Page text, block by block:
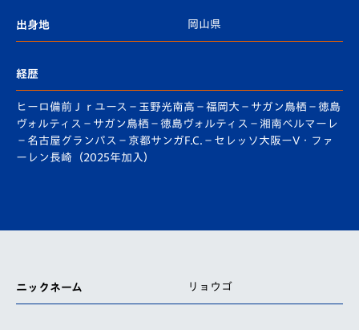
出身地 岡山県
経歴
ヒーロ備前Ｊｒユース－玉野光南高－福岡大－サガン鳥栖－徳島
ヴォルティス－サガン鳥栖－徳島ヴォルティス－湘南ベルマーレ
－名古屋グランパス－京都サンガF.C.－セレッソ大阪ーV・ファ
ーレン長崎（2025年加入）
ニックネーム リョウゴ